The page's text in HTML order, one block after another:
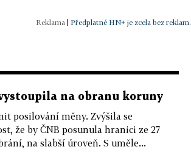
| Předplatné HN+ je zcela bez reklam.
na obranu koruny
posilování měny. Zvýšila se
že by ČNB posunula hranici ze 27
na slabší úroveň. S uměle...